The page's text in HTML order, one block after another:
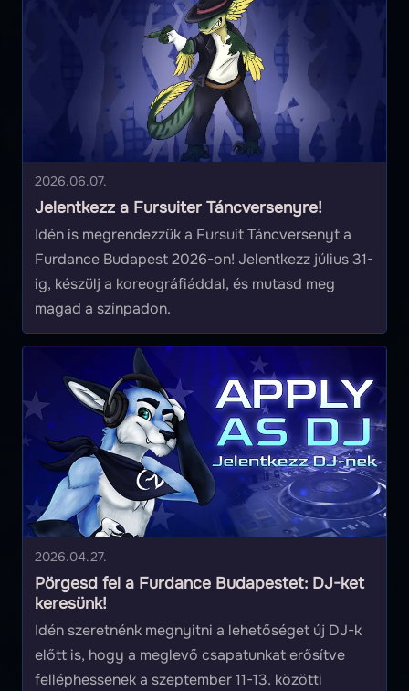
2026.06.07.
Jelentkezz a Fursuiter Táncversenyre!
Idén is megrendezzük a Fursuit Táncversenyt a
Furdance Budapest 2026-on! Jelentkezz július 31-
ig, készülj a koreográfiáddal, és mutasd meg
magad a színpadon.
2026.04.27.
Pörgesd fel a Furdance Budapestet: DJ-ket
keresünk!
Idén szeretnénk megnyitni a lehetőséget új DJ-k
előtt is, hogy a meglevő csapatunkat erősítve
felléphessenek a szeptember 11-13. közötti